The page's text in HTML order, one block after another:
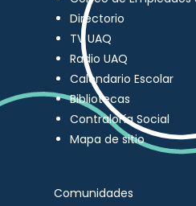
Directorio
TV UAQ
Radio UAQ
Calendario Escolar
Bibliotecas
Contraloría Social
Mapa de sitio
Comunidades